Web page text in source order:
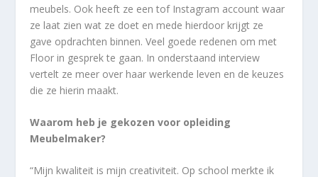
meubels. Ook heeft ze een tof Instagram account waar
ze laat zien wat ze doet en mede hierdoor krijgt ze
gave opdrachten binnen. Veel goede redenen om met
Floor in gesprek te gaan. In onderstaand interview
vertelt ze meer over haar werkende leven en de keuzes
die ze hierin maakt.
Waarom heb je gekozen voor opleiding
Meubelmaker?
“Mijn kwaliteit is mijn creativiteit. Op school merkte ik